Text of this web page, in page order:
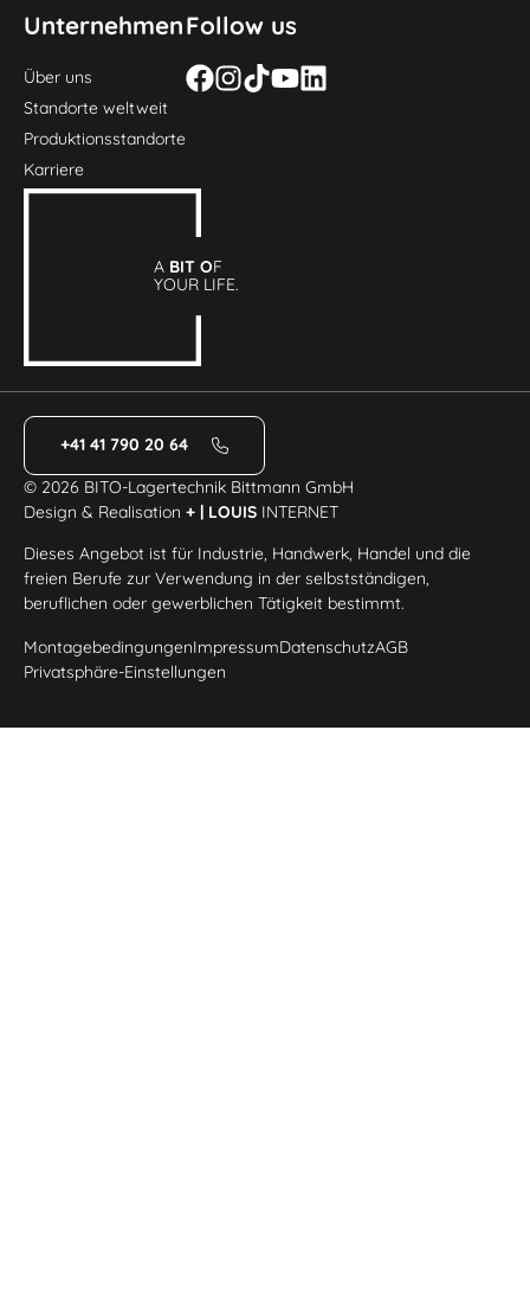
Unternehmen
Über uns
Standorte weltweit
Produktionsstandorte
Karriere
Follow us
A BIT OF
YOUR LIFE.
+41 41 790 20 64
© 2026 BITO-Lagertechnik Bittmann GmbH
Design & Realisation+ | LOUIS INTERNET
Dieses Angebot ist für Industrie, Handwerk, Handel und die
freien Berufe zur Verwendung in der selbstständigen,
beruflichen oder gewerblichen Tätigkeit bestimmt.
MontagebedingungenImpressumDatenschutzAGB
Privatsphäre-Einstellungen